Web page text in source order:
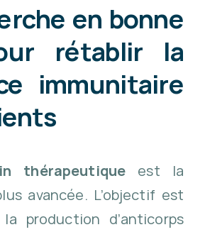
en bonne
rétablir la
immunitaire
thérapeutique est la
avancée. L’objectif est
la production d’anticorps